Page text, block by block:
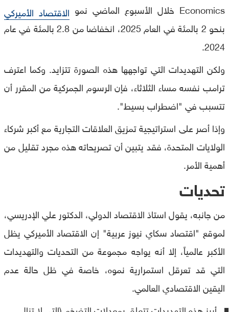
Economics خلال الأسبوع الماضي نمو
الاقتصاد الأميركي
بنحو 2 بالمئة في العام 2025، انخفاضا من 2.8 بالمئة في عام
2024.
ولكن التهديدات التي تواجهها هذه الصورة تتزايد. وكما اعترف
ترامب نفسه مساء الثلاثاء، فإن الرسوم الجمركية من المقرر أن
تتسبب في "اضطراب بسيط".
وإذا أصر على استراتيجية تمزيق العلاقات التجارية مع أكبر شركاء
الولايات المتحدة، فقد يتبين أن تصريحاته هذه مجرد تقليل من
أهمية الأمر.
تحديات
من جانبه، يقول استاذ الاقتصاد الدولي، الدكتور علي الإدريسي،
لموقع "اقتصاد سكاي نيوز عربية" إن الاقتصاد الأميركي يظل
الأكبر عالمياً، إلا أنه يواجه مجموعة من التحديات والتهديدات
التي قد تعرقل استمرارية نموه، خاصة في ظل حالة عدم
اليقين الاقتصادي العالمي.